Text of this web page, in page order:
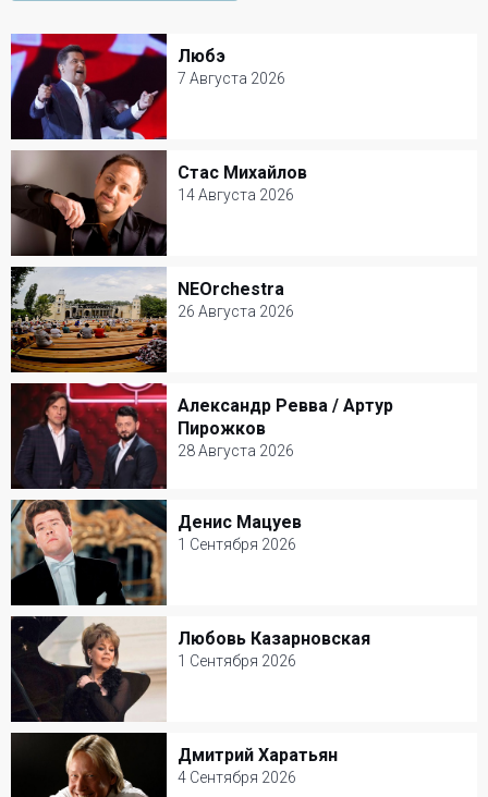
Любэ
7 Августа 2026
Любэ
7 Августа 2026
Крокус Сити Холл
Популярная музыка
Стас Михайлов
14 Августа 2026
Стас Михайлов
14 Августа 2026
Крокус Сити Холл
Популярная музыка
NEOrchestra
26 Августа 2026
NEOrchestra
26 Августа 2026
Зеленый театр ВДНХ
Другое
Александр Ревва / Артур
Пирожков
28 Августа 2026
Александр Ревва / Артур Пирожков
28 Августа 2026
Зеленый театр ВДНХ
Юмор
Денис Мацуев
1 Сентября 2026
Денис Мацуев
1 Сентября 2026
КЗ Чайковского
Классическая музыка
Любовь Казарновская
1 Сентября 2026
Любовь Казарновская
1 Сентября 2026
Театр Вахтангова
Классическая музыка
Дмитрий Харатьян
4 Сентября 2026
Дмитрий Харатьян